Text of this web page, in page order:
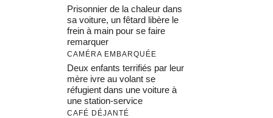
Prisonnier de la chaleur dans
sa voiture, un fêtard libère le
frein à main pour se faire
remarquer
CAMÉRA EMBARQUÉE
Deux enfants terrifiés par leur
mère ivre au volant se
réfugient dans une voiture à
une station-service
CAFÉ DÉJANTÉ